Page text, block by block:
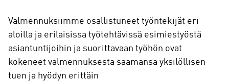
Valmennuksiimme osallistuneet työntekijät eri
aloilla ja erilaisissa työtehtävissä esimiestyöstä
asiantuntijoihin ja suorittavaan työhön ovat
kokeneet valmennuksesta saamansa yksilöllisen
tuen ja hyödyn erittäin